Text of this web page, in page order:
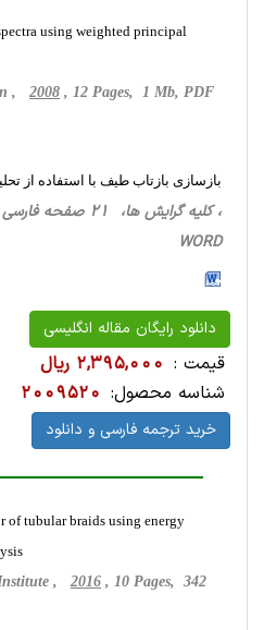
using weighted principal
, 2008 , 12 Pages, 1 Mb, PDF
بازسازی بازتاب طیف با استفاده از
WORD
دانلود رایگان مقاله انگلیسی
قیمت : 2,395,000 ریال
شناسه محصول: 2009520
خرید ترجمه فارسی و دانلود
of tubular braids using energy
, 2016 , 10 Pages, 342